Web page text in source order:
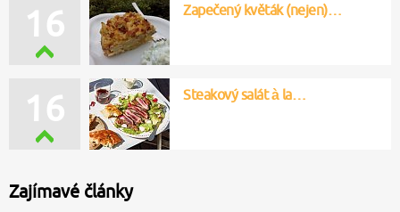
16 Zapečený květák (nejen)…
16 Steakový salát à la…
Zajímavé články